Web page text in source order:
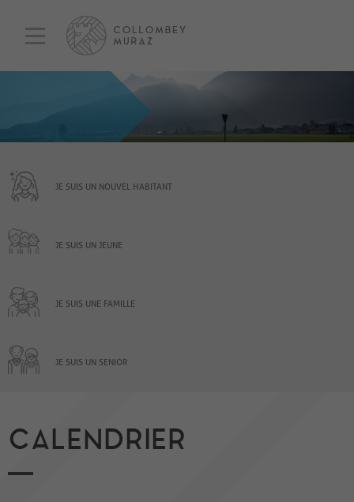
JE SUIS UN NOUVEL HABITANT
JE SUIS UN JEUNE
JE SUIS UNE FAMILLE
JE SUIS UN SENIOR
CALENDRIER